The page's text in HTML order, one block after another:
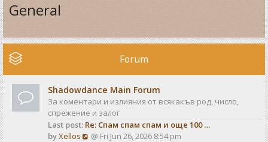
General
Forum
Shadowdance Main Forum
За коментари и излияния от всякакъв род, число,
спрежение и залог
Last post: Re: Спам спам спам и още 100 …
byXellos
V@ Fri Jun 26, 2026 8:54 pm